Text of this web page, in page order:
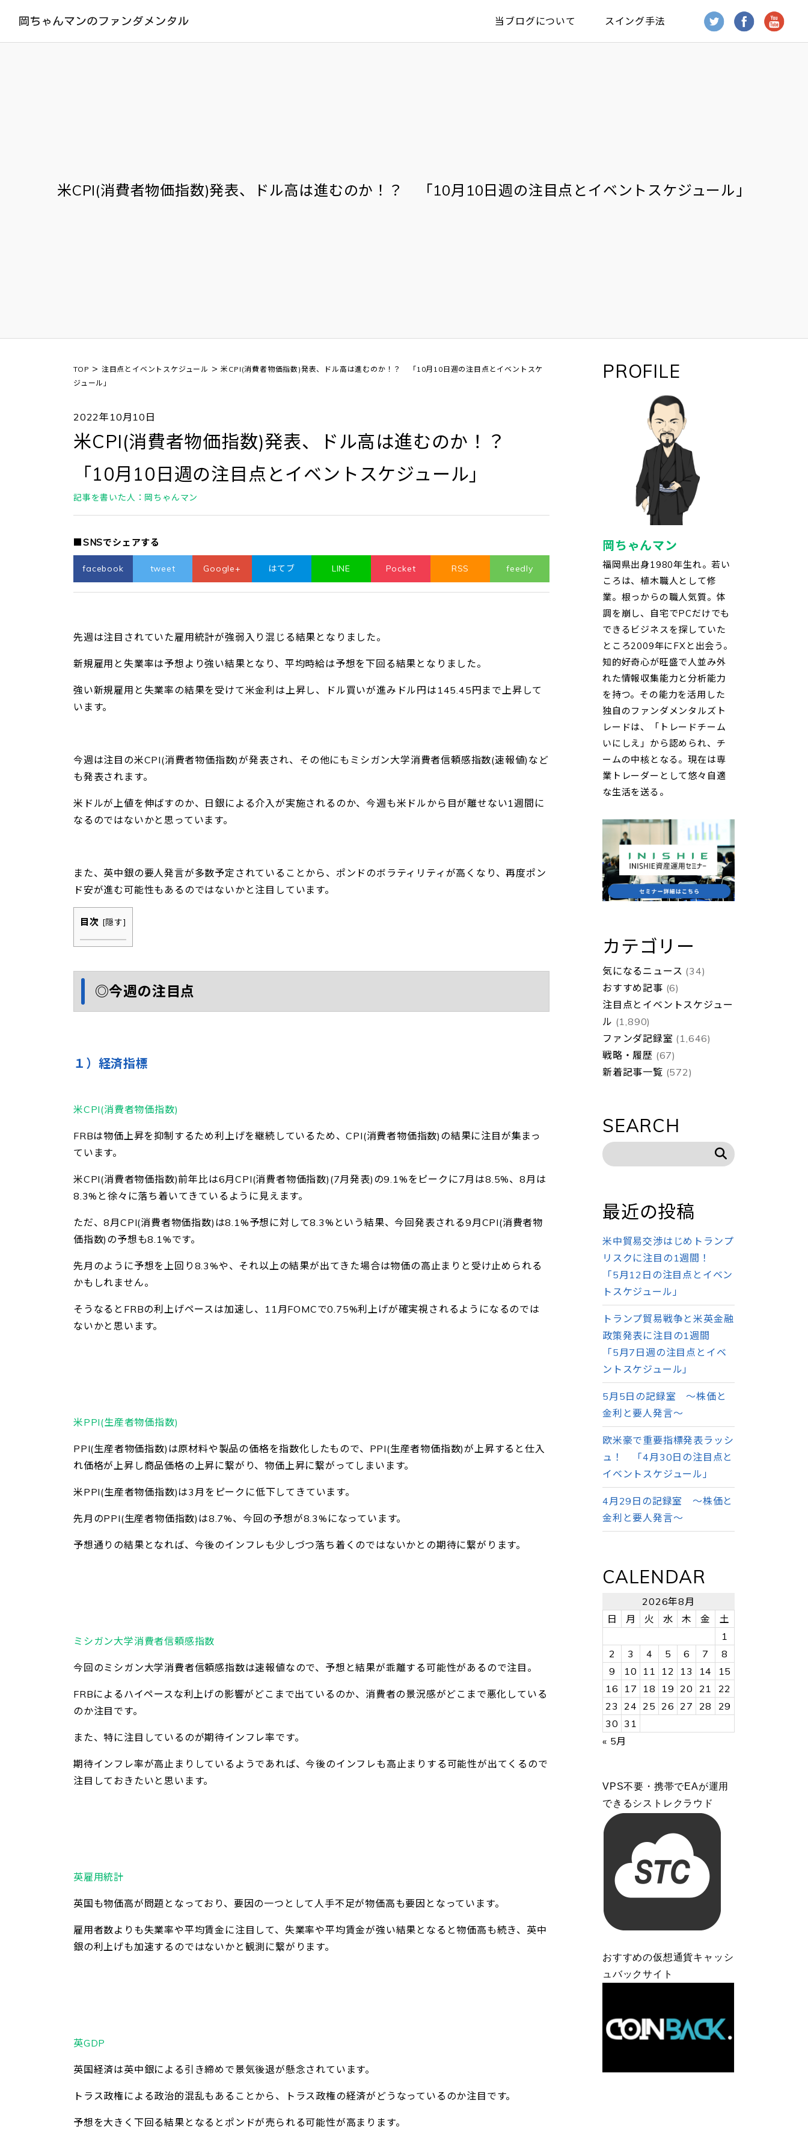
当ブログについて スイング手法
米CPI(消費者物価指数)発表、ドル高は進むのか！？ 「10月10日週の注目点とイベントスケジュール」
TOP > 注目点とイベントスケジュール >米CPI(消費者物価指数)発表、ドル高は進むのか！？ 「10月10日週の注目点とイベントスケ
ジュール」
2022年10月10日
米CPI(消費者物価指数)発表、ドル高は進むのか！？
「10月10日週の注目点とイベントスケジュール」
記事を書いた人：岡ちゃんマン
■SNSでシェアする
facebook tweet Google+ はてブ LINE Pocket RSS feedly
先週は注目されていた雇用統計が強弱入り混じる結果となりました。
新規雇用と失業率は予想より強い結果となり、平均時給は予想を下回る結果となりました。
強い新規雇用と失業率の結果を受けて米金利は上昇し、ドル買いが進みドル円は145.45円まで上昇して
います。
今週は注目の米CPI(消費者物価指数)が発表され、その他にもミシガン大学消費者信頼感指数(速報値)など
も発表されます。
米ドルが上値を伸ばすのか、日銀による介入が実施されるのか、今週も米ドルから目が離せない1週間に
なるのではないかと思っています。
また、英中銀の要人発言が多数予定されていることから、ポンドのボラティリティが高くなり、再度ポン
ド安が進む可能性もあるのではないかと注目しています。
目次 [隠す]
◎今週の注目点
１）経済指標
米CPI(消費者物価指数)
FRBは物価上昇を抑制するため利上げを継続しているため、CPI(消費者物価指数)の結果に注目が集まっ
ています。
米CPI(消費者物価指数)前年比は6月CPI(消費者物価指数)(7月発表)の9.1%をピークに7月は8.5%、8月は
8.3%と徐々に落ち着いてきているように見えます。
ただ、8月CPI(消費者物価指数)は8.1%予想に対して8.3%という結果、今回発表される9月CPI(消費者物
価指数)の予想も8.1%です。
先月のように予想を上回り8.3%や、それ以上の結果が出てきた場合は物価の高止まりと受け止められる
かもしれません。
そうなるとFRBの利上げペースは加速し、11月FOMCで0.75%利上げが確実視されるようになるのでは
ないかと思います。
米PPI(生産者物価指数)
PPI(生産者物価指数)は原材料や製品の価格を指数化したもので、PPI(生産者物価指数)が上昇すると仕入
れ価格が上昇し商品価格の上昇に繋がり、物価上昇に繋がってしまいます。
米PPI(生産者物価指数)は3月をピークに低下してきています。
先月のPPI(生産者物価指数)は8.7%、今回の予想が8.3%になっています。
予想通りの結果となれば、今後のインフレも少しづつ落ち着くのではないかとの期待に繋がります。
ミシガン大学消費者信頼感指数
今回のミシガン大学消費者信頼感指数は速報値なので、予想と結果が乖離する可能性があるので注目。
FRBによるハイペースな利上げの影響がどこまで出ているのか、消費者の景況感がどこまで悪化している
のか注目です。
また、特に注目しているのが期待インフレ率です。
期待インフレ率が高止まりしているようであれば、今後のインフレも高止まりする可能性が出てくるので
注目しておきたいと思います。
英雇用統計
英国も物価高が問題となっており、要因の一つとして人手不足が物価高も要因となっています。
雇用者数よりも失業率や平均賃金に注目して、失業率や平均賃金が強い結果となると物価高も続き、英中
銀の利上げも加速するのではないかと観測に繋がります。
英GDP
英国経済は英中銀による引き締めで景気後退が懸念されています。
トラス政権による政治的混乱もあることから、トラス政権の経済がどうなっているのか注目です。
予想を大きく下回る結果となるとポンドが売られる可能性が高まります。
PROFILE
岡ちゃんマン
福岡県出身1980年生れ。若い
ころは、植木職人として修
業。根っからの職人気質。体
調を崩し、自宅でPCだけでも
できるビジネスを探していた
ところ2009年にFXと出会う。
知的好奇心が旺盛で人並み外
れた情報収集能力と分析能力
を持つ。その能力を活用した
独自のファンダメンタルズト
レードは、「トレードチーム
いにしえ」から認められ、チ
ームの中核となる。現在は専
業トレーダーとして悠々自適
な生活を送る。
カテゴリー
気になるニュース (34)
おすすめ記事 (6)
注目点とイベントスケジュー
ル (1,890)
ファンダ記録室 (1,646)
戦略・履歴 (67)
新着記事一覧 (572)
SEARCH
最近の投稿
米中貿易交渉はじめトランプ
リスクに注目の1週間！
「5月12日の注目点とイベン
トスケジュール」
トランプ貿易戦争と米英金融
政策発表に注目の1週間
「5月7日週の注目点とイベ
ントスケジュール」
5月5日の記録室 ～株価と
金利と要人発言～
欧米豪で重要指標発表ラッシ
ュ！ 「4月30日の注目点と
イベントスケジュール」
4月29日の記録室 ～株価と
金利と要人発言～
CALENDAR
2026年8月
日
月 火 水 木 金
土
1
2
3 4 5 6 7
8
9
10 11 12 13 14
15
16
17 18 19 20 21
22
23
24 25 26 27 28
29
30 31
« 5月
VPS不要・携帯でEAが運用
できるシストレクラウド
おすすめの仮想通貨キャッシ
ュバックサイト